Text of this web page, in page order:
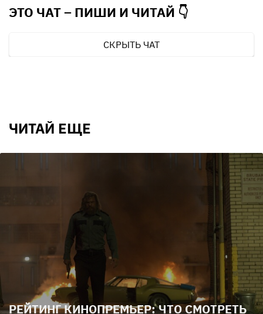
ЭТО ЧАТ – ПИШИ И ЧИТАЙ 👇
СКРЫТЬ ЧАТ
ЧИТАЙ ЕЩЕ
РЕЙТИНГ КИНОПРЕМЬЕР: ЧТО СМОТРЕТЬ